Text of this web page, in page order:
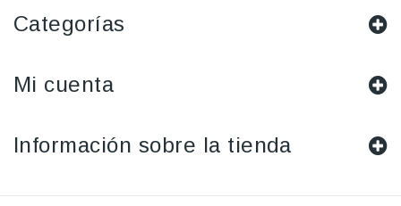
Categorías
Mi cuenta
Información sobre la tienda